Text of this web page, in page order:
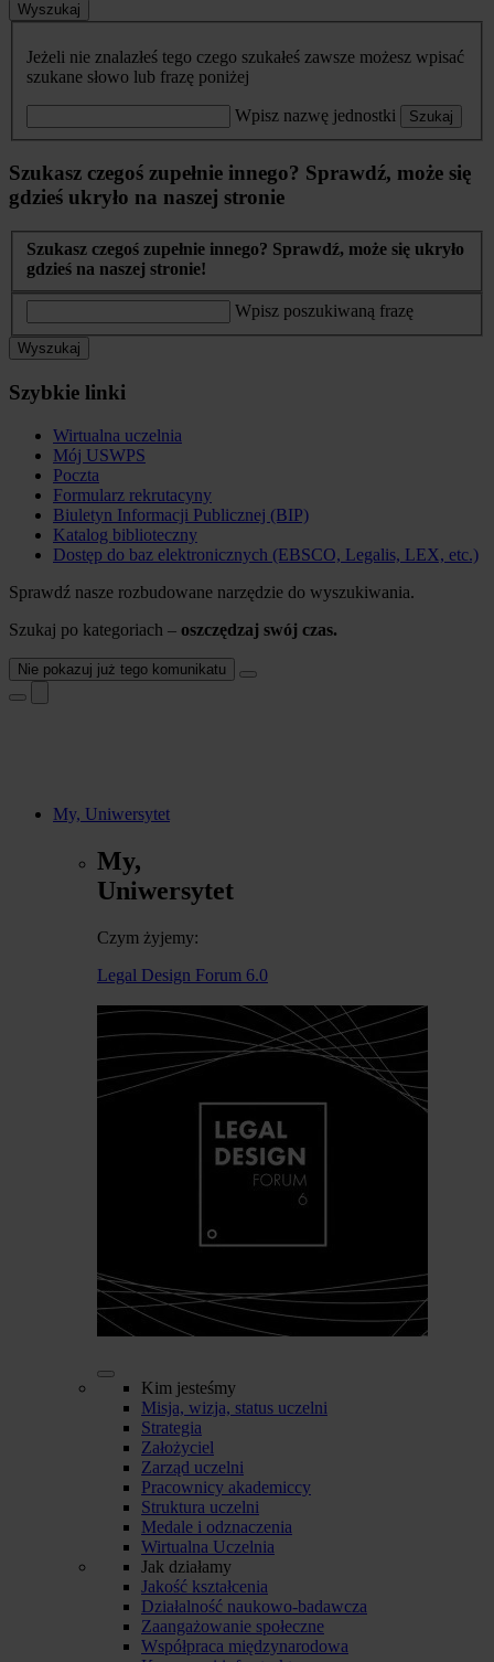
Wyszukaj
Jeżeli nie znalazłeś tego czego szukałeś zawsze możesz wpisać
szukane słowo lub frazę poniżej
Wpisz nazwę jednostki Szukaj
Szukasz czegoś zupełnie innego? Sprawdź, może się
gdzieś ukryło na naszej stronie
Szukasz czegoś zupełnie innego? Sprawdź, może się ukryło
gdzieś na naszej stronie!
Wpisz poszukiwaną frazę
Wyszukaj
Szybkie linki
Wirtualna uczelnia
Mój USWPS
Poczta
Formularz rekrutacyny
Biuletyn Informacji Publicznej (BIP)
Katalog biblioteczny
Dostęp do baz elektronicznych (EBSCO, Legalis, LEX, etc.)
Sprawdź nasze rozbudowane narzędzie do wyszukiwania.
Szukaj po kategoriach – oszczędzaj swój czas.
Nie pokazuj już tego komunikatu
My, Uniwersytet
My,
Uniwersytet
Czym żyjemy:
Legal Design Forum 6.0
Kim jesteśmy
Misja, wizja, status uczelni
Strategia
Założyciel
Zarząd uczelni
Pracownicy akademiccy
Struktura uczelni
Medale i odznaczenia
Wirtualna Uczelnia
Jak działamy
Jakość kształcenia
Działalność naukowo-badawcza
Zaangażowanie społeczne
Współpraca międzynarodowa